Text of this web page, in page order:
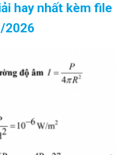
hay nhất kèm file
2026